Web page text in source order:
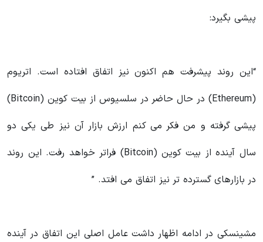
پیشی بگیرد:
“این روند پیشرفت هم اکنون نیز اتفاق افتاده است. اتریوم
(Ethereum) در حال حاضر در سلسیوس از بیت کوین (Bitcoin)
پیشی گرفته و من فکر می کنم ارزش بازار آن نیز طی یکی دو
سال آینده از بیت کوین (Bitcoin) فراتر خواهد رفت. این روند
در بازارهای گسترده تر نیز اتفاق می افتد. ”
مشینسکی در ادامه اظهار داشت عامل اصلی این اتفاق در آینده